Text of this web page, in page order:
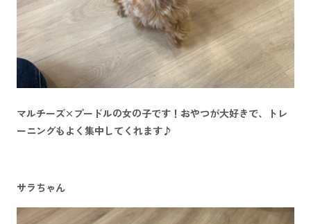
マルチーズ×プードルの女の子です！おやつが大好きで、トレ
ーニングもよく集中してくれます♪
サラちゃん